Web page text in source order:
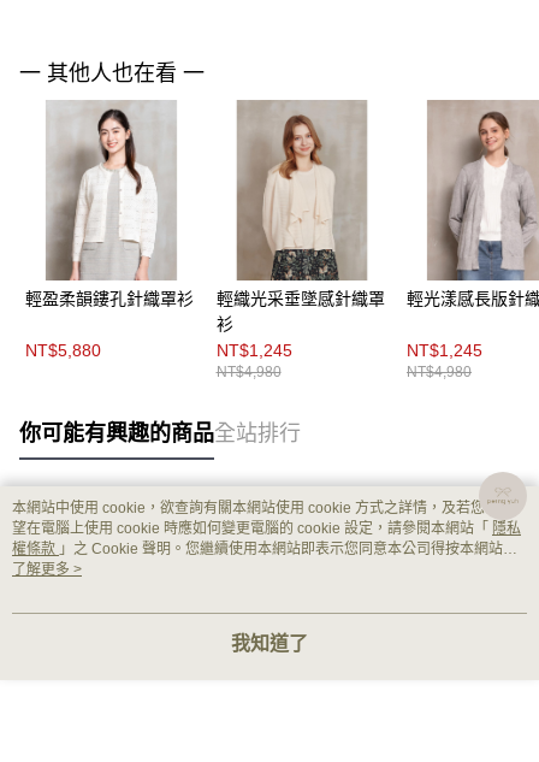
一 其他人也在看 一
輕盈柔韻鏤孔針織罩衫
NT$5,880
輕織光采垂墜感針織罩
衫
NT$1,245
NT$4,980
輕光漾感長版針
NT$1,245
NT$4,980
你可能有興趣的商品全站排行
熱門標籤
本網站中使用 cookie，欲查詢有關本網站使用 cookie 方式之詳情，及若您不希
望在電腦上使用 cookie 時應如何變更電腦的 cookie 設定，請參閱本網站「 隱私
權條款 」之 Cookie 聲明。您繼續使用本網站即表示您同意本公司得按本網站使
用條款之 Cookie 聲明使用 cookie。
了解更多 >
我知道了